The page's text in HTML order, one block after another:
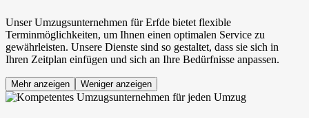
Unser Umzugsunternehmen für Erfde bietet flexible
Terminmöglichkeiten, um Ihnen einen optimalen Service zu
gewährleisten. Unsere Dienste sind so gestaltet, dass sie sich in
Ihren Zeitplan einfügen und sich an Ihre Bedürfnisse anpassen.
Mehr anzeigen Weniger anzeigen